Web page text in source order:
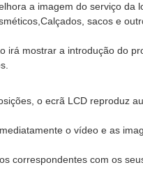
a imagem do serviço da
sacos e
mostrar a introdução do
o ecrã LCD reproduz
o vídeo e as
correspondentes com os